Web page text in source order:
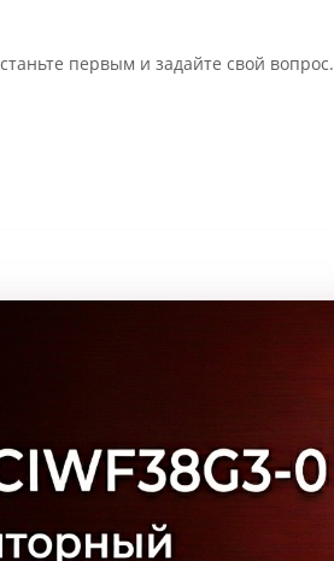
первым и задайте свой вопрос.